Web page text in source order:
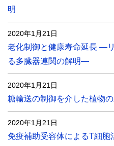
明
2020年1月21日
老化制御と健康寿命延長 ―
る多臓器連関の解明―
2020年1月21日
糖輸送の制御を介した植物
2020年1月21日
免疫補助受容体によるT細胞